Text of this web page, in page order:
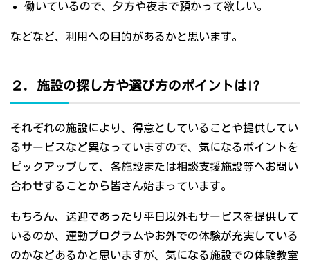
働いているので、夕方や夜まで預かって欲しい。
などなど、利用への目的があるかと思います。
２．施設の探し方や選び方のポイントは!?
それぞれの施設により、得意としていることや提供してい
るサービスなど異なっていますので、気になるポイントを
ピックアップして、各施設または相談支援施設等へお問い
合わせすることから皆さん始まっています。
もちろん、送迎であったり平日以外もサービスを提供して
いるのか、運動プログラムやお外での体験が充実している
のかなどあるかと思いますが、気になる施設での体験教室